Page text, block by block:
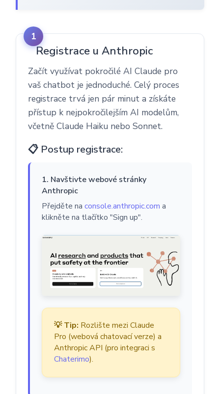
Registrace u Anthropic
Začít využívat pokročilé AI Claude pro
vaš chatbot je jednoduché. Celý proces
registrace trvá jen pár minut a získáte
přístup k nejpokročilejším AI modelům,
včetně Claude Haiku nebo Sonnet.
📋 Postup registrace:
1. Navštivte webové stránky
Anthropic
Přejděte na console.anthropic.com a
klikněte na tlačítko "Sign up".
💡 Tip: Rozlište mezi Claude
Pro (webová chatovací verze) a
Anthropic API (pro integraci s
Chaterimo).